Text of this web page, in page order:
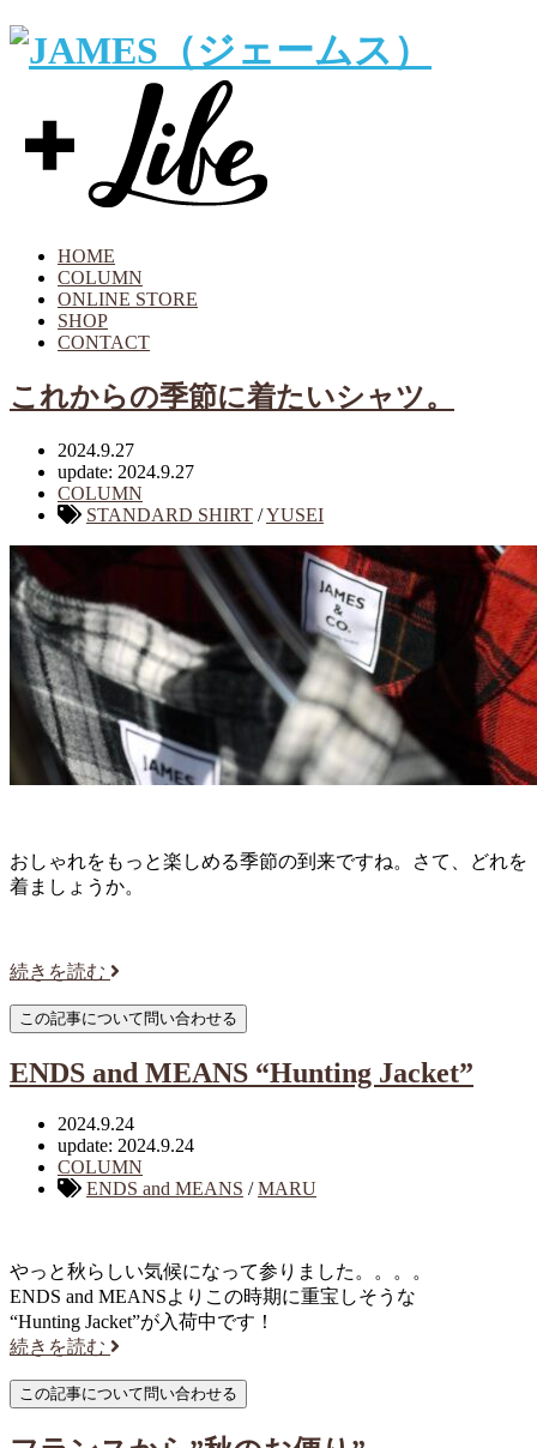
HOME
COLUMN
ONLINE STORE
SHOP
CONTACT
これからの季節に着たいシャツ。
2024.9.27
update: 2024.9.27
COLUMN
STANDARD SHIRT /YUSEI
おしゃれをもっと楽しめる季節の到来ですね。さて、どれを
着ましょうか。
続きを読む
ENDS and MEANS “Hunting Jacket”
2024.9.24
update: 2024.9.24
COLUMN
ENDS and MEANS /MARU
やっと秋らしい気候になって参りました。。。。
ENDS and MEANSよりこの時期に重宝しそうな
“Hunting Jacket”が入荷中です！
続きを読む